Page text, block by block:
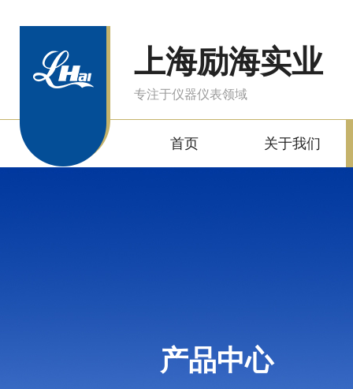
上海励海实业
专注于仪器仪表领域
首页 关于我们
产品中心